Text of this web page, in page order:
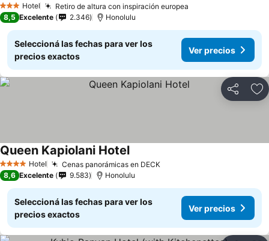
3 Estrellas
Hotel Retiro de altura con inspiración europea
8,5 Excelente 2.346 Honolulu
Seleccioná las fechas para ver los
precios exactos
Ver precios
Compartir
4 EstrellasHotel Cenas panorámicas en DECK
Queen Kapiolani Hotel
8,6 Excelente 9.583 Honolulu
Seleccioná las fechas para ver los
precios exactos
Ver precios